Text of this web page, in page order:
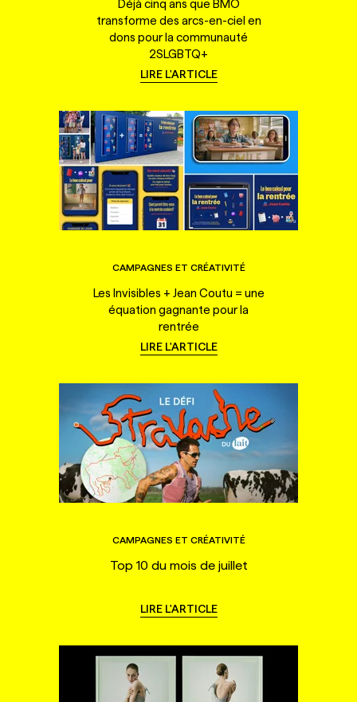
Déjà cinq ans que BMO
transforme des arcs-en-ciel en
dons pour la communauté
2SLGBTQ+
LIRE L'ARTICLE
CAMPAGNES ET CRÉATIVITÉ
Les Invisibles + Jean Coutu = une
équation gagnante pour la
rentrée
LIRE L'ARTICLE
CAMPAGNES ET CRÉATIVITÉ
Top 10 du mois de juillet
LIRE L'ARTICLE